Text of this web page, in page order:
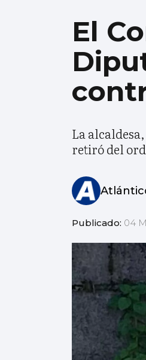
El
La
retiró del
Publicado: 04